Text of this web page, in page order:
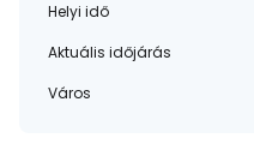
Helyi idő
Aktuális időjárás
Város